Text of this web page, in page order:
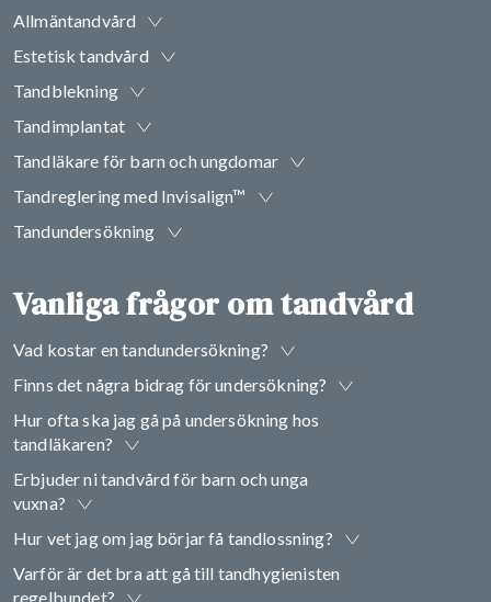
Allmäntandvård
Estetisk tandvård
Tandblekning
Tandimplantat
Tandläkare för barn och ungdomar
Tandreglering med Invisalign™
Tandundersökning
Vanliga frågor om tandvård
Vad kostar en tandundersökning?
Finns det några bidrag för undersökning?
Hur ofta ska jag gå på undersökning hos
tandläkaren?
Erbjuder ni tandvård för barn och unga
vuxna?
Hur vet jag om jag börjar få tandlossning?
Varför är det bra att gå till tandhygienisten
regelbundet?